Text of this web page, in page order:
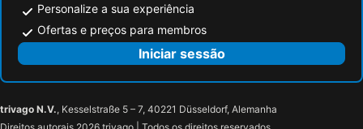
Personalize a sua experiência
Ofertas e preços para membros
Iniciar sessão
trivago N.V., Kesselstraße 5 – 7, 40221 Düsseldorf, Alemanha